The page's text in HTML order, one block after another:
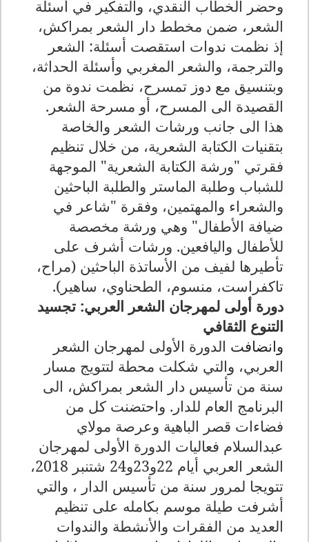
وحضر الخطاب النقدي، والتفكير في أسئلة
الشعر، ضمن مخطط دار الشعر بمراكش،
إذ نظمت ندوات استقصت أسئلة: الشعر
والترجمة، والشعر المغربي وأسئلة الحداثة،
وبتنسيق مع دوز تمسرح، نظمت ندوة من
القصيدة الى المسرح، أو مسرحة الشعر.
هذا الى جانب ورشات الشعر والخاصة
بتقنيات الكتابة الشعرية، من خلال تنظيم
فقرتي "ورشة الكتابة الشعرية" الموجهة
للشباب وطلبة الماستر والطلبة الباحثين
والشعراء والمهتمين، وفقرة "شاعر في
ضيافة الأطفال" وهي ورشة مخصصة
للأطفال واليافعين. ورشات أشرف على
تأطيرها لفيف من الأساتذة الباحثين (مراح،
تاكفراست، منسوم، الطحناوي، ساهير).
دورة أولى لمهرجان الشعر العربي: تجسيد
التنوع الثقافي
وانضافت الدورة الأولى لمهرجان الشعر
العربي، والتي شكلت محطة لتتويج مسار
سنة من تأسيس دار الشعر بمراكش، الى
البرنامج العام للدار. واحتضنت كل من
فضاءات قصر الباهية وعرصة مولاي
عبدالسلام فعاليات الدورة الأولى لمهرجان
الشعر العربي أيام 22و23و24 شتنبر 2018،
تتويجا لمرور سنة من تأسيس الدار ، والتي
أشرفت طيلة موسم بكامله على تنظيم
العديد من الفقرات والأنشطة والندوات